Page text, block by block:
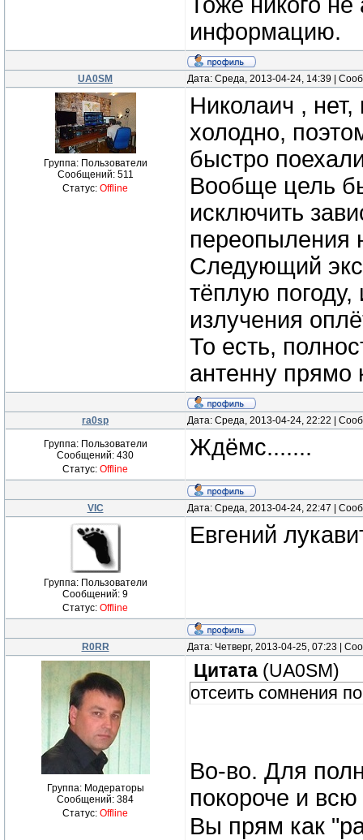
информацию.
UA0SM Дата: Среда, 2013-04-24, 14:39 |
Группа: Пользователи
Сообщений: 511
Статус: Offline
Николаич ,
холодно,
быстро
Вообще цель
исключить
переопыления
Следующий
тёплую погоду,
излучения
То есть,
антенну прямо
ra0sp Дата: Среда, 2013-04-24, 22:22 |
Группа: Пользователи
Сообщений: 430
Статус: Offline
Ждёмс.......
VIC Дата: Среда, 2013-04-24, 22:47 |
Группа: Пользователи
Сообщений: 9
Статус: Offline
Евгений
R0RR Дата: Четверг, 2013-04-25, 07:23 |
Группа: Модераторы
Сообщений: 384
Статус: Offline
Цитата (UA0SM)
отсеить сомнения
Во-во. Для
покороче и
Вы прям как